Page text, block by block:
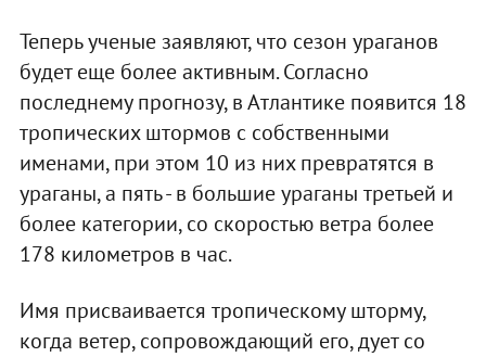
Теперь ученые заявляют, что сезон ураганов
будет еще более активным. Согласно
последнему прогнозу, в Атлантике появится 18
тропических штормов с собственными
именами, при этом 10 из них превратятся в
ураганы, а пять - в большие ураганы третьей и
более категории, со скоростью ветра более
178 километров в час.
Имя присваивается тропическому шторму,
когда ветер, сопровождающий его, дует со